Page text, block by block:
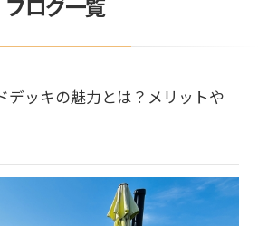
デッキの魅力とは？メリットや